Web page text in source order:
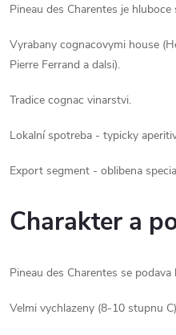
Pineau des Charentes je
Vyrabany cognacovymi house
Pierre Ferrand a dalsi).
Tradice cognac vinarstvi.
Lokalní spotreba - typicky
Export segment - oblibena
Charakter a
Pineau des Charentes se podava
Velmi vychlazeny (8-10 stupnu